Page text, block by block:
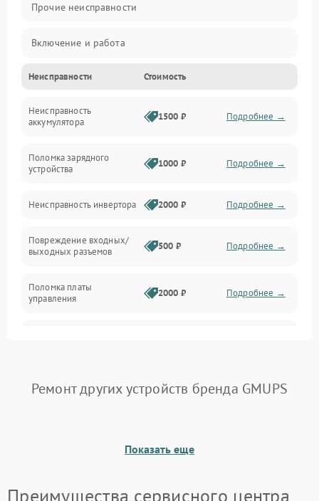
Прочие неисправности
Включение и работа
Работа с нагрузкой
Звук и индикация
Механические повреждения
Механика
Неисправности Стоимость
Неисправность
аккумулятора
1500 ₽ Подробнее →
Поломка зарядного
устройства
1000 ₽ Подробнее →
Неисправность инвертора 2000 ₽ Подробнее →
Повреждение входных/
выходных разъемов
500 ₽ Подробнее →
Поломка платы
управления
2000 ₽ Подробнее →
Повреждение
конденсаторов
500 ₽ Подробнее →
Ремонт других устройств бренда GMUPS
Показать еще
Преимущества сервисного центра